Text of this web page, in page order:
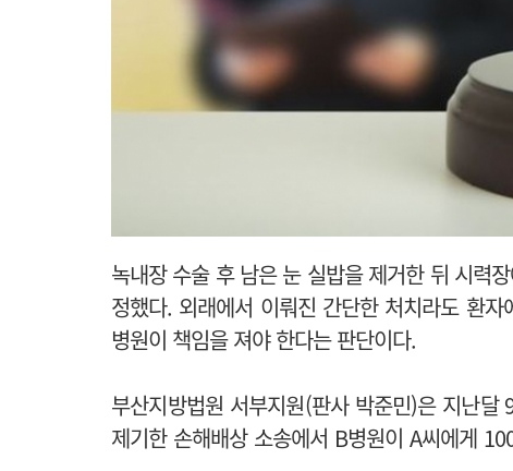
녹내장 수술 후 남은 눈 실밥을 제거한 뒤 시력
정했다. 외래에서 이뤄진 간단한 처치라도 환
병원이 책임을 져야 한다는 판단이다.
부산지방법원 서부지원(판사 박준민)은 지난
제기한 손해배상 소송에서 B병원이 A씨에게